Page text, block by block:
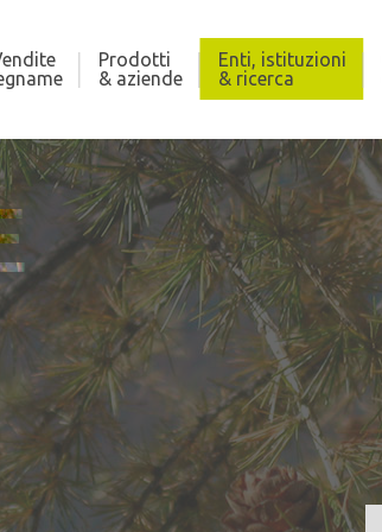
Prodotti
& aziende
Enti, istituzioni
& ricerca
186,000 m³
07/08/2026 11:30:00
TUTTO